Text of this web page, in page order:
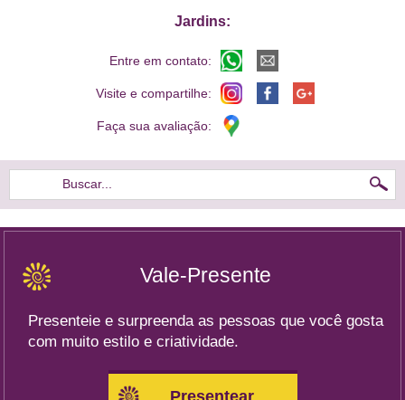
Jardins:
Entre em contato:
Visite e compartilhe:
Faça sua avaliação:
Buscar...
Vale-Presente
Presenteie e surpreenda as pessoas que você gosta
com muito estilo e criatividade.
Presentear